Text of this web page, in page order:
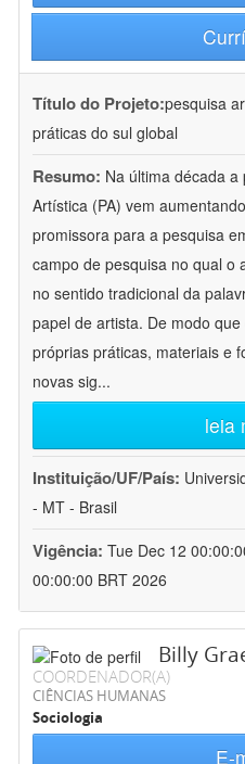
Título do Projeto:pesquisa
práticas do sul global
Resumo: Na última década
Artística (PA) vem
promissora para a pesquisa
campo de pesquisa no qual o
no sentido tradicional da
papel de artista. De modo que
próprias práticas, materiais e
novas sig...
leia
Instituição/UF/País:
- MT - Brasil
Vigência: Tue Dec 12
00:00:00 BRT 2026
Billy
COORDENADOR(A)
CIÊNCIAS HUMANAS
Sociologia
E-